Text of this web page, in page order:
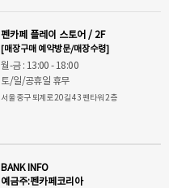
펜카페 플레이 스토어 / 2F
[매장구매 예약방문/매장수령]
월-금 : 13:00 - 18:00
토/일/공휴일 휴무
서울 중구 퇴계로 20길 43 펜타워 2층
BANK INFO
예금주:펜카페코리아